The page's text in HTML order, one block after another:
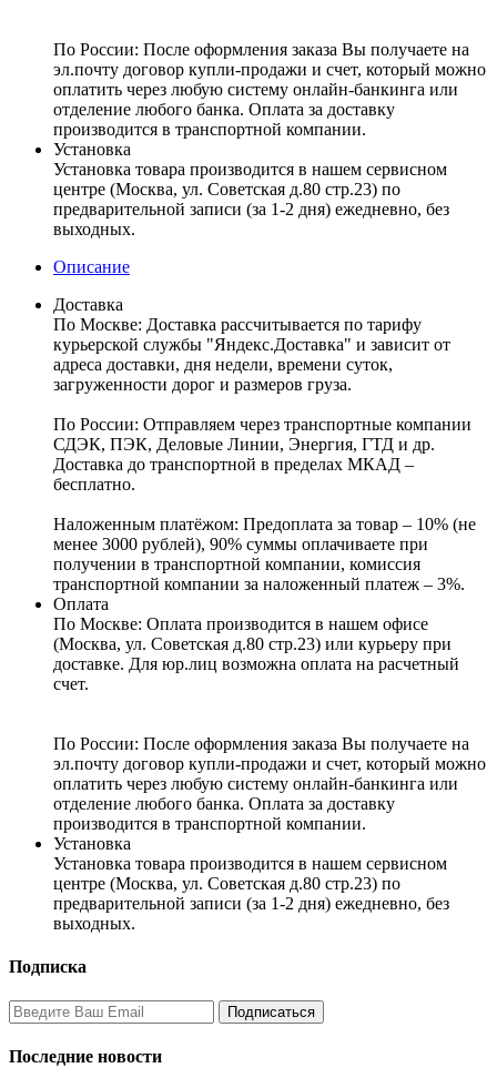
По России: После оформления заказа Вы получаете на
эл.почту договор купли-продажи и счет, который можно
оплатить через любую систему онлайн-банкинга или
отделение любого банка. Оплата за доставку
производится в транспортной компании.
Установка
Установка товара производится в нашем сервисном
центре (Москва, ул. Советская д.80 стр.23) по
предварительной записи (за 1-2 дня) ежедневно, без
выходных.
Описание
Доставка
По Москве: Доставка рассчитывается по тарифу
курьерской службы "Яндекс.Доставка" и зависит от
адреса доставки, дня недели, времени суток,
загруженности дорог и размеров груза.
По России: Отправляем через транспортные компании
СДЭК, ПЭК, Деловые Линии, Энергия, ГТД и др.
Доставка до транспортной в пределах МКАД –
бесплатно.
Наложенным платёжом: Предоплата за товар – 10% (не
менее 3000 рублей), 90% суммы оплачиваете при
получении в транспортной компании, комиссия
транспортной компании за наложенный платеж – 3%.
Оплата
По Москве: Оплата производится в нашем офисе
(Москва, ул. Советская д.80 стр.23) или курьеру при
доставке. Для юр.лиц возможна оплата на расчетный
счет.
По России: После оформления заказа Вы получаете на
эл.почту договор купли-продажи и счет, который можно
оплатить через любую систему онлайн-банкинга или
отделение любого банка. Оплата за доставку
производится в транспортной компании.
Установка
Установка товара производится в нашем сервисном
центре (Москва, ул. Советская д.80 стр.23) по
предварительной записи (за 1-2 дня) ежедневно, без
выходных.
Подписка
Последние новости